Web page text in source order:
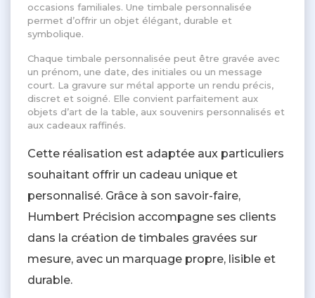
occasions familiales. Une timbale personnalisée
permet d’offrir un objet élégant, durable et
symbolique.
Chaque timbale personnalisée peut être gravée avec
un prénom, une date, des initiales ou un message
court. La gravure sur métal apporte un rendu précis,
discret et soigné. Elle convient parfaitement aux
objets d’art de la table, aux souvenirs personnalisés et
aux cadeaux raffinés.
Cette réalisation est adaptée aux particuliers
souhaitant offrir un cadeau unique et
personnalisé. Grâce à son savoir-faire,
Humbert Précision accompagne ses clients
dans la création de timbales gravées sur
mesure, avec un marquage propre, lisible et
durable.